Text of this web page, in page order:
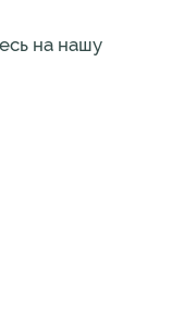
на нашу